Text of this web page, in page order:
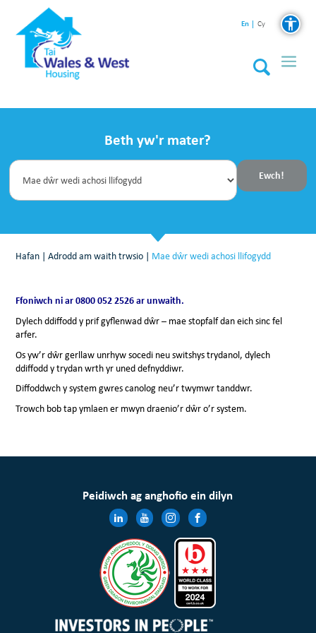
En Cy
Beth yw'r mater?
Hafan |Adrodd am waith trwsio | Mae dŵr wedi achosi llifogydd
Ffoniwch ni ar 0800 052 2526 ar unwaith.
Dylech ddiffodd y prif gyflenwad dŵr – mae stopfalf dan eich sinc fel
arfer.
Os yw’r dŵr gerllaw unrhyw socedi neu switshys trydanol, dylech
ddiffodd y trydan wrth yr uned defnyddiwr.
Diffoddwch y system gwres canolog neu’r twymwr tanddwr.
Trowch bob tap ymlaen er mwyn draenio’r dŵr o’r system.
Peidiwch ag anghofio ein dilyn